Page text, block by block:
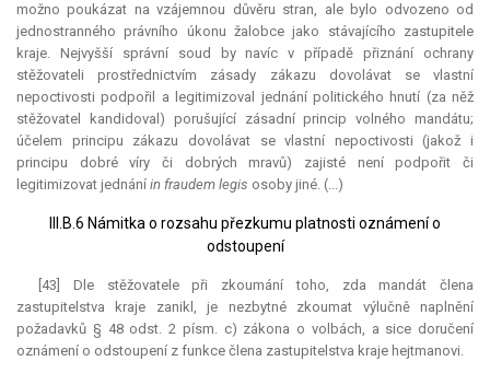
možno poukázat na vzájemnou důvěru stran, ale bylo odvozeno od
jednostranného právního úkonu žalobce jako stávajícího zastupitele
kraje. Nejvyšší správní soud by navíc v případě přiznání ochrany
stěžovateli prostřednictvím zásady zákazu dovolávat se vlastní
nepoctivosti podpořil a legitimizoval jednání politického hnutí (za něž
stěžovatel kandidoval) porušující zásadní princip volného mandátu;
účelem principu zákazu dovolávat se vlastní nepoctivosti (jakož i
principu dobré víry či dobrých mravů) zajisté není podpořit či
legitimizovat jednání in fraudem legis osoby jiné. (...)
III.B.6 Námitka o rozsahu přezkumu platnosti oznámení o
odstoupení
[43] Dle stěžovatele při zkoumání toho, zdamandát člena
zastupitelstva kraje zanikl, je nezbytné zkoumat výlučně naplnění
požadavků § 48 odst. 2 písm. c) zákona o volbách, a sice doručení
oznámení o odstoupení z funkce člena zastupitelstva kraje hejtmanovi.